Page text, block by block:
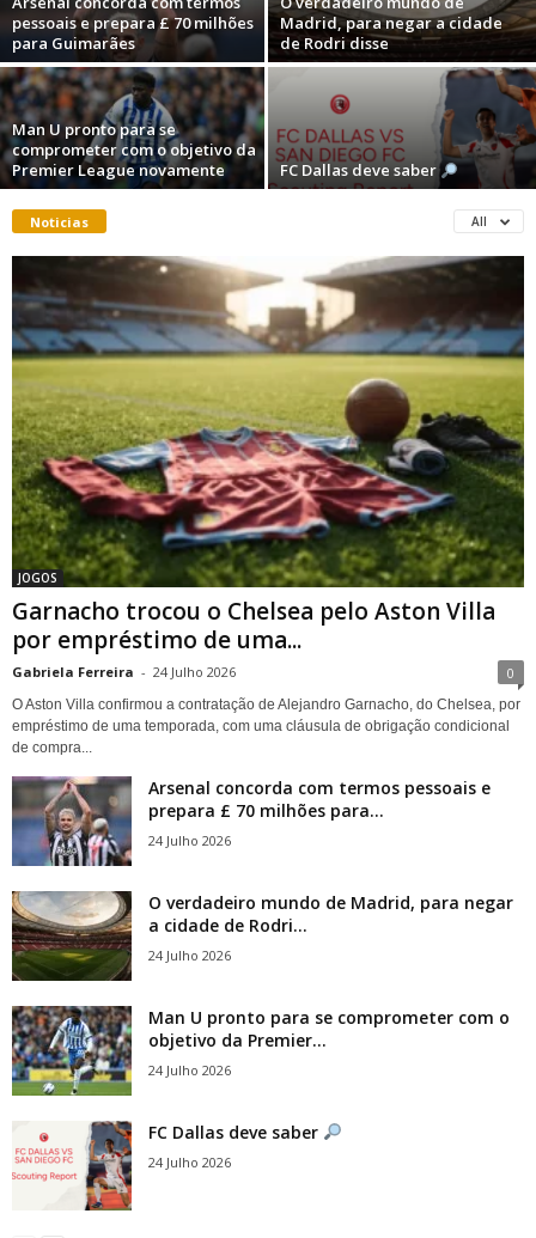
pessoais e prepara £ 70 milhões
para Guimarães
Madrid, para negar a cidade
de Rodri disse
Man U pronto para se
comprometer com o objetivo da
Premier League novamente
FC Dallas deve saber
Noticias All
JOGOS
Garnacho trocou o Chelsea pelo Aston Villa
por empréstimo de uma...
Gabriela Ferreira - 24 Julho 2026 0
O Aston Villa confirmou a contratação de Alejandro Garnacho, do Chelsea, por
empréstimo de uma temporada, com uma cláusula de obrigação condicional
de compra...
Arsenal concorda com termos pessoais e
prepara £ 70 milhões para...
24 Julho 2026
O verdadeiro mundo de Madrid, para negar
a cidade de Rodri...
24 Julho 2026
Man U pronto para se comprometer com o
objetivo da Premier...
24 Julho 2026
FC Dallas deve saber
24 Julho 2026